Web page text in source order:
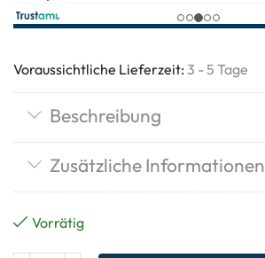
Voraussichtliche Lieferzeit: 3 - 5 Tage
Beschreibung
Zusätzliche Informationen
Vorrätig